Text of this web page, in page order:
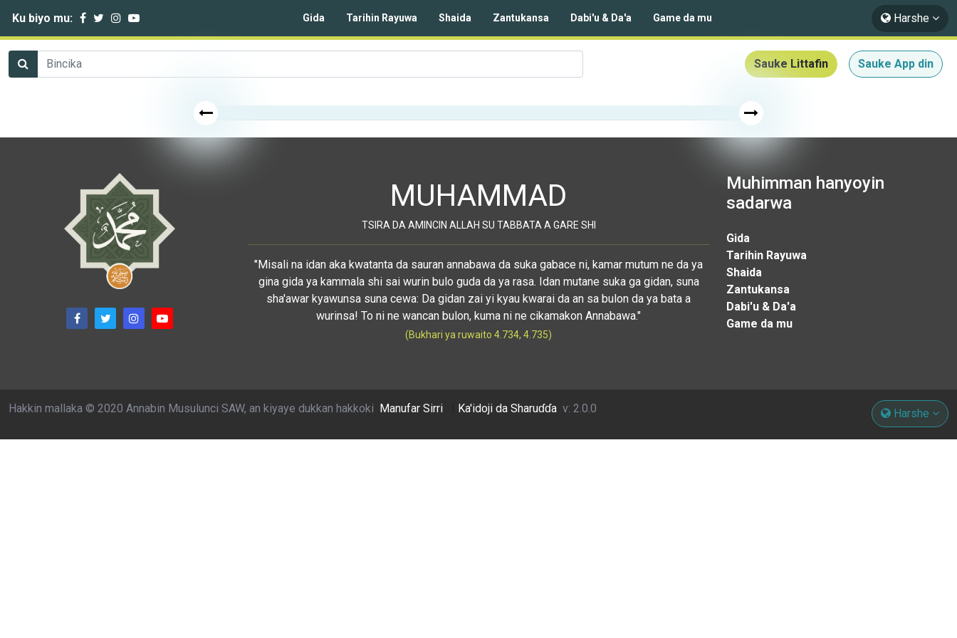
Ku biyo mu: Gida Tarihin Rayuwa Shaida Zantukansa Dabi'u & Da'a Game da mu Harshe
Sauke Littafin Sauke App din
MUHAMMAD
TSIRA DA AMINCIN ALLAH SU TABBATA A GARE SHI
"Misali na idan aka kwatanta da sauran annabawa da suka gabace ni, kamar mutum ne da ya
gina gida ya kammala shi sai wurin bulo guda da ya rasa. Idan mutane suka ga gidan, suna
sha'awar kyawunsa suna cewa: Da gidan zai yi kyau kwarai da an sa bulon da ya bata a
wurinsa! To ni ne wancan bulon, kuma ni ne cikamakon Annabawa."
(Bukhari ya ruwaito 4.734, 4.735)
Muhimman hanyoyin
sadarwa
Gida
Tarihin Rayuwa
Shaida
Zantukansa
Dabi'u & Da'a
Game da mu
Hakkin mallaka © 2020 Annabin Musulunci SAW, an kiyaye dukkan hakkoki Manufar Sirri Ka'idoji da Sharuɗɗa v: 2.0.0 Harshe